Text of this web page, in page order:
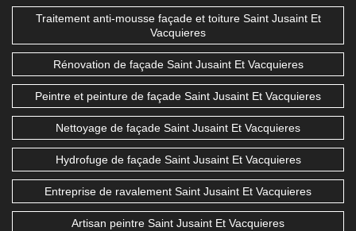
Traitement anti-mousse façade et toiture Saint Jusaint Et
Vacquieres
Rénovation de façade Saint Jusaint Et Vacquieres
Peintre et peinture de façade Saint Jusaint Et Vacquieres
Nettoyage de façade Saint Jusaint Et Vacquieres
Hydrofuge de façade Saint Jusaint Et Vacquieres
Entreprise de ravalement Saint Jusaint Et Vacquieres
Artisan peintre Saint Jusaint Et Vacquieres